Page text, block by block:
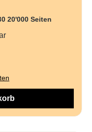
20'000 Seiten